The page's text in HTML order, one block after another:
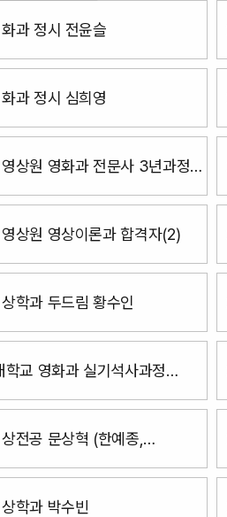
과 정시 전윤슬
과 정시 심희영
상원 영화과 전문사 3년과정
상원 영상이론과 합격자(2)
학과 두드림 황수인
교 영화과 실기석사과정
전공 문상혁 (한예종,
학과 박수빈